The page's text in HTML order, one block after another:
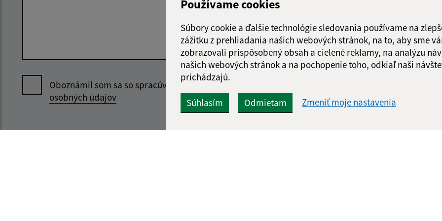
Používame cookies
Súbory cookie a ďalšie technológie sledovania používame na
zážitku z prehliadania našich webových stránok, na to, aby sme
zobrazovali prispôsobený obsah a cielené reklamy, na analýzu
našich webových stránok a na pochopenie toho, odkiaľ naši
prichádzajú.
Súhlasím Odmietam Zmeniť moje nastavenia
Oboznámil som sa sospracúvaním
osobných údajov
Google reCaptcha Response
Obedňajšia